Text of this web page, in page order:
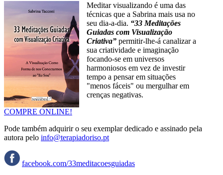
Meditar visualizando é uma das
técnicas que a Sabrina mais usa no
seu dia-a-dia. “33 Meditações
Guiadas com Visualização
Criativa” permitir-lhe-á canalizar a
sua criatividade e imaginação
focando-se em universos
harmoniosos em vez de investir
tempo a pensar em situações
"menos fáceis" ou mergulhar em
crenças negativas.
COMPRE ONLINE!
Pode também adquirir o seu exemplar dedicado e assinado pela
autora pelo info@terapiadoriso.pt
facebook.com/33meditacoesguiadas